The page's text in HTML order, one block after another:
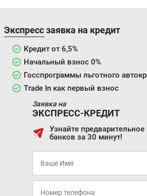
Цена от:
1 384 000 ₽
18 883 ₽/мес.
Экспресс заявка на кредит
Кредит от 6,5%
Начальный взнос 0%
Госспрограммы льготного
Trade In как первый взнос
Заявка на
ЭКСПРЕСС-КРЕДИТ
Узнайте
банков за 30 минут!